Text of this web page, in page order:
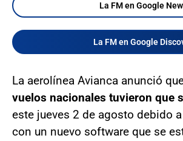
La FM en Google
La FM en Google
La aerolínea Avianca anunció
vuelos nacionales tuvieron que
este jueves 2 de agosto debido
con un nuevo software que se